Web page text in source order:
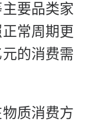
要品类家
常周期更
的消费需
质消费方